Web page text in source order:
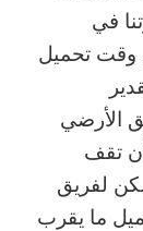
في
وقت تحميل
الأرضي
تقف
لفريق
ما يقرب